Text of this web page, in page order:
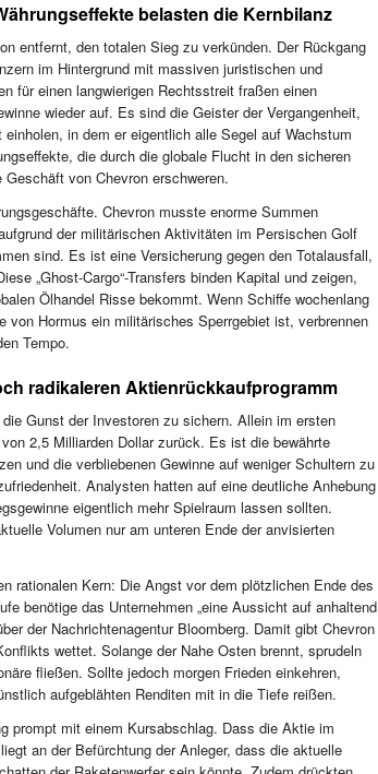
belasten die Kernbilanz
entfernt, den totalen Sieg zu verkünden. Der Rückgang
im Hintergrund mit massiven juristischen und
für einen langwierigen Rechtsstreit fraßen einen
wieder auf. Es sind die Geister der Vergangenheit,
in dem er eigentlich alle Segel auf Wachstum
die durch die globale Flucht in den sicheren
von Chevron erschweren.
Chevron musste enorme Summen
der militärischen Aktivitäten im Persischen Golf
sind. Es ist eine Versicherung gegen den Totalausfall,
„Ghost-Cargo“-Transfers binden Kapital und zeigen,
Ölhandel Risse bekommt. Wenn Schiffe wochenlang
von Hormus ein militärisches Sperrgebiet ist, verbrennen
Tempo.
radikaleren Aktienrückkaufprogramm
Gunst der Investoren zu sichern. Allein im ersten
2,5 Milliarden Dollar zurück. Es ist die bewährte
und die verbliebenen Gewinne auf weniger Schultern zu
Analysten hatten auf eine deutliche Anhebung
eigentlich mehr Spielraum lassen sollten.
Volumen nur am unteren Ende der anvisierten
rationalen Kern: Die Angst vor dem plötzlichen Ende des
benötige das Unternehmen „eine Aussicht auf anhaltend
der Nachrichtenagentur Bloomberg. Damit gibt Chevron
wettet. Solange der Nahe Osten brennt, sprudeln
fließen. Sollte jedoch morgen Frieden einkehren,
aufgeblähten Renditen mit in die Tiefe reißen.
prompt mit einem Kursabschlag. Dass die Aktie im
an der Befürchtung der Anleger, dass die aktuelle